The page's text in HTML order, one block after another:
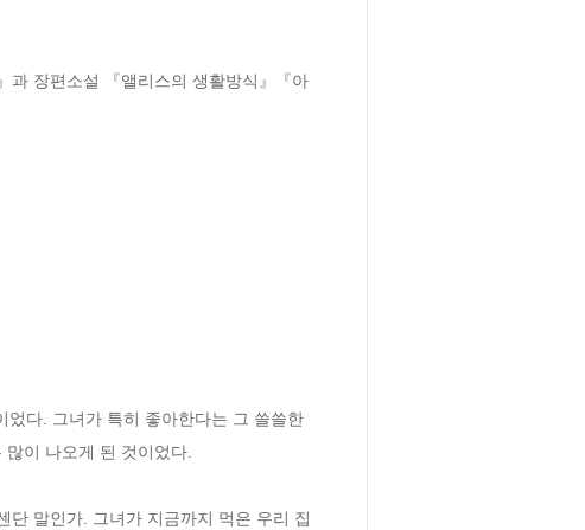
과 장편소설 『앨리스의 생활방식』『아
다. 그녀가 특히 좋아한다는 그 쓸쓸한
이 나오게 된 것이었다.
단 말인가. 그녀가 지금까지 먹은 우리 집